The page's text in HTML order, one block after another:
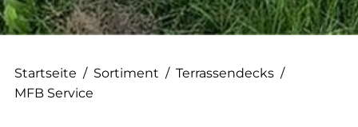
Startseite / Sortiment / Terrassendecks /
MFB Service